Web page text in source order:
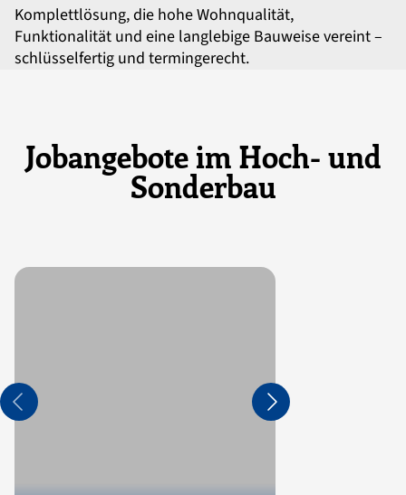
Komplettlösung, die hohe Wohnqualität,
Funktionalität und eine langlebige Bauweise vereint –
schlüsselfertig und termingerecht.
Jobangebote im Hoch- und
Sonderbau